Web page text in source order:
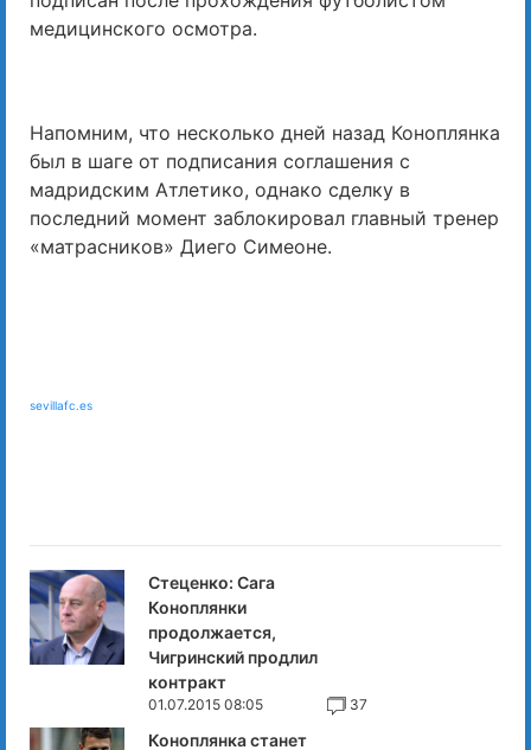
медицинского осмотра.
Напомним, что несколько дней назад Коноплянка
был в шаге от подписания соглашения с
мадридским Атлетико, однако сделку в
последний момент заблокировал главный тренер
«матрасников» Диего Симеоне.
sevillafc.es
Стеценко: Сага
Коноплянки
продолжается,
Чигринский продлил
контракт
01.07.2015 08:05 37
Коноплянка станет